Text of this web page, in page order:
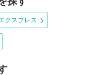
クスプレス